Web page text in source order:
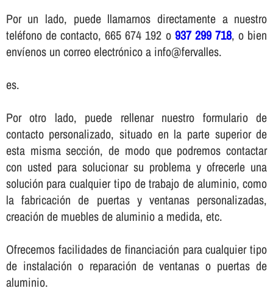
Por un lado, puede llamarnos directamente a nuestro
teléfono de contacto, 665 674 192 o 937 299 718, o bien
enví­enos un correo electrónico a info@fervalles.
es.
Por otro lado, puede rellenar nuestro formulario de
contacto personalizado, situado en la parte superior de
esta misma sección, de modo que podremos contactar
con usted para solucionar su problema y ofrecerle una
solución para cualquier tipo de trabajo de aluminio, como
la fabricación de puertas y ventanas personalizadas,
creación de muebles de aluminio a medida, etc.
Ofrecemos facilidades de financiación para cualquier tipo
de instalación o reparación de ventanas o puertas de
aluminio.